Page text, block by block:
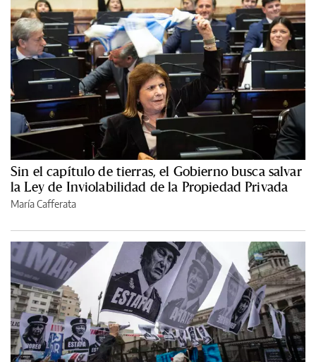
Sin el capítulo de tierras, el Gobierno busca salvar
la Ley de Inviolabilidad de la Propiedad Privada
María Cafferata